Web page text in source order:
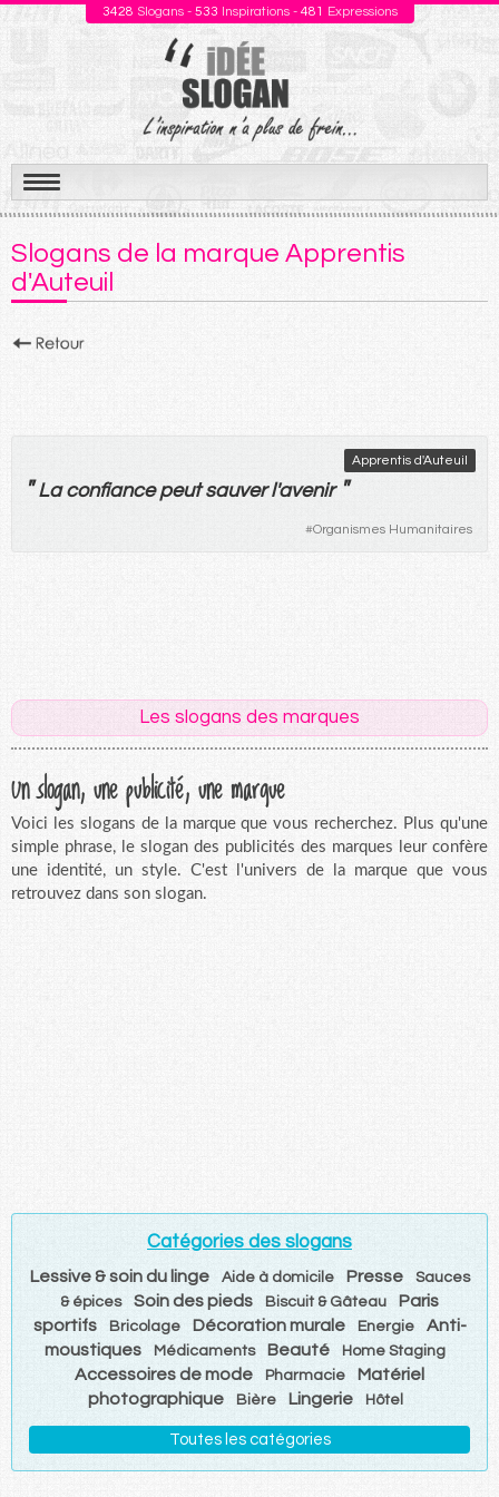
3428 Slogans - 533 Inspirations - 481 Expressions
Aller
au
contenu
Slogans de la marque Apprentis
d'Auteuil
Apprentis d'Auteuil
" La confiance peut sauverl'avenir "
#Organismes Humanitaires
Les slogans des marques
Un slogan, une publicité, une marque
Voici les slogans de la marque que vous recherchez. Plus qu'une
simple phrase, le slogan des publicités des marques leur confère
une identité, un style. C'est l'univers de la marque que vous
retrouvez dans son slogan.
Catégories des slogans
Lessive & soin du linge Aide à domicile Presse
Sauces
& épices
Soin des pieds Biscuit & Gâteau
Paris
sportifs
Bricolage Décoration murale Energie
Anti-
moustiques
Médicaments Beauté Home Staging
Accessoires de mode Pharmacie
Matériel
photographique
Bière Lingerie Hôtel
Toutes les catégories